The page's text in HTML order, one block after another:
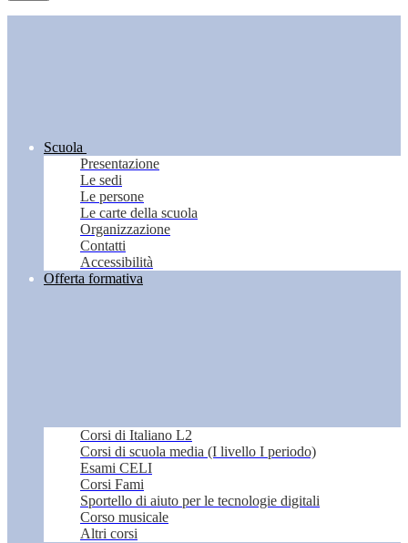
Scuola
Presentazione
Le sedi
Le persone
Le carte della scuola
Organizzazione
Contatti
Accessibilità
Offerta formativa
Corsi di Italiano L2
Corsi di scuola media (I livello I periodo)
Esami CELI
Corsi Fami
Sportello di aiuto per le tecnologie digitali
Corso musicale
Altri corsi